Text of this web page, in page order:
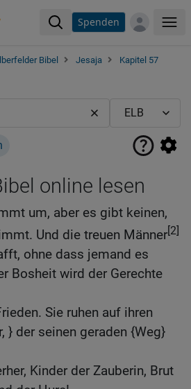
Spenden
Bibel Jesaja
Kapitel 57
online lesen
um, aber es gibt keinen,
Und die treuen Männer[2]
ohne dass jemand es
Bosheit wird der Gerechte
Sie ruhen auf ihren
} der seinen geraden {Weg}
Kinder der Zauberin, Brut